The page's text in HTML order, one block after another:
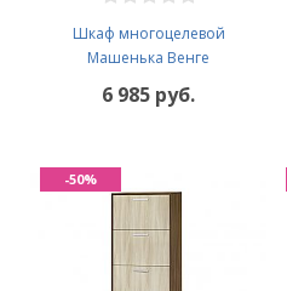
Шкаф многоцелевой
Машенька Венге
6 985 руб.
-50%